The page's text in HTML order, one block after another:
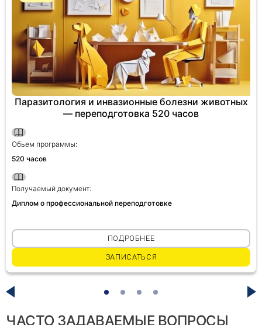
Паразитология и инвазионные болезни животных
— переподготовка 520 часов
Обьем программы:
520 часов
Получаемый документ:
Диплом о профессиональной переподготовке
ПОДРОБНЕЕ
ЗАПИСАТЬСЯ
ЧАСТО ЗАДАВАЕМЫЕ ВОПРОСЫ